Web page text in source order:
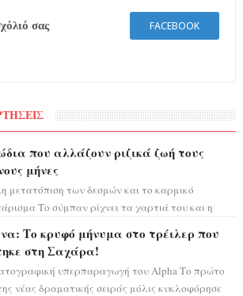
σας FACEBOOK
που αλλάζουν ριζικά ζωή τους
μήνες
μετατόπιση των δεσμών και το καρμικό
Το σύμπαν ρίχνει τα χαρτιά του και η
Το κρυφό μήνυμα στο τρέιλερ που
στη Σαχάρα!
υπερπαραγωγή του Alpha Το πρώτο
νέας δραματικής σειράς μόλις κυκλοφόρησε